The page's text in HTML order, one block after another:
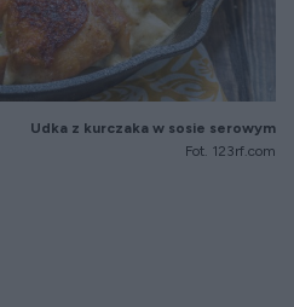
Udka z kurczaka w sosie serowym
Fot. 123rf.com